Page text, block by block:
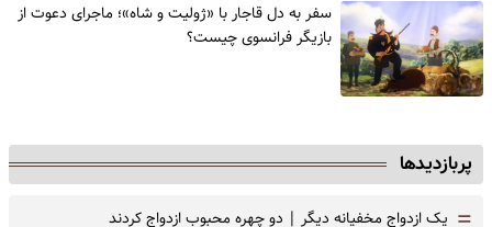
سفر به دل قاجار با «ژولیت و شاه»؛ ماجرای دعوت از
‌بازیگر فرانسوی چیست؟
پربازدیدها
یک ازدواج مخفیانه دیگر | دو چهره محبوب ازدواج کردند